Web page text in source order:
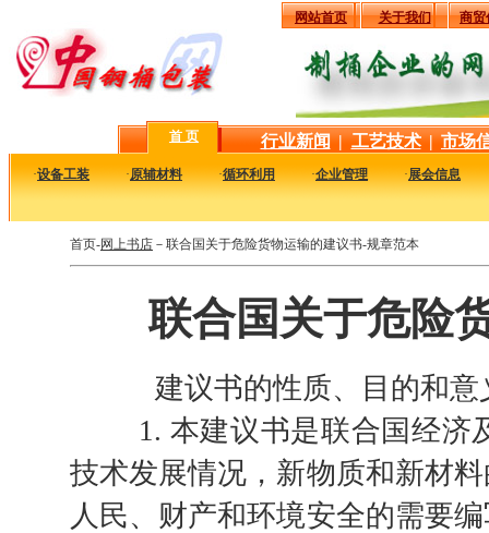
网站首页 关于我们 商贸
首 页 行业新闻 | 工艺技术 | 市场
·设备工装 ·原辅材料 ·循环利用 ·企业管理 ·展会信息
首页-网上书店 －联合国关于危险货物运输的建议书-规章范本
联合国关于危险
建议书的性质、目的和意
1. 本建议书是联合国经济及
技术发展情况，新物质和新材
人民、财产和环境安全的需要